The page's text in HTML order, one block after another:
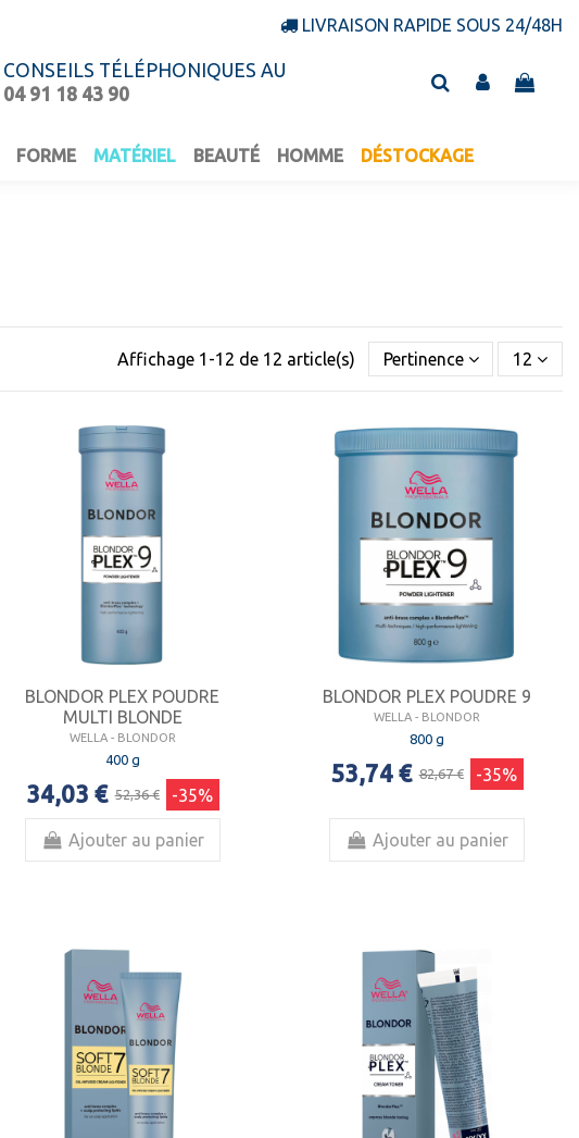
LIVRAISON RAPIDE SOUS 24/48H
CONSEILS TÉLÉPHONIQUES AU
04 91 18 43 90
FORME MATÉRIEL BEAUTÉ HOMME DÉSTOCKAGE
Affichage 1-12 de 12 article(s) Pertinence 12
BLONDOR PLEX POUDRE
MULTI BLONDE
WELLA - BLONDOR
400 g
34,03 € 52,36 € -35%
Ajouter au panier
BLONDOR PLEX POUDRE 9
WELLA - BLONDOR
800 g
53,74 € 82,67 € -35%
Ajouter au panier